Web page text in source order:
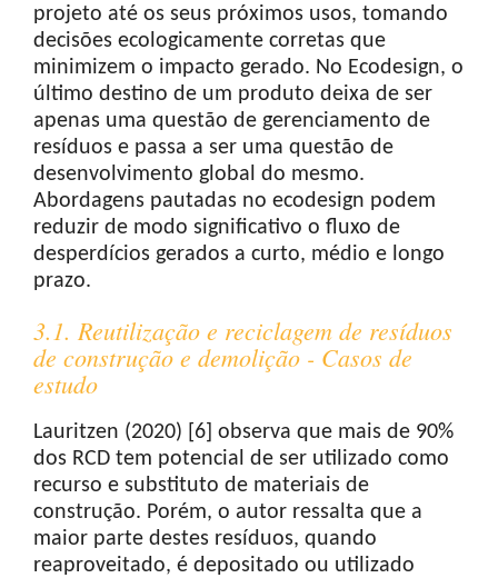
projeto até os seus próximos usos, tomando
decisões ecologicamente corretas que
minimizem o impacto gerado. No Ecodesign, o
último destino de um produto deixa de ser
apenas uma questão de gerenciamento de
resíduos e passa a ser uma questão de
desenvolvimento global do mesmo.
Abordagens pautadas no ecodesign podem
reduzir de modo significativo o fluxo de
desperdícios gerados a curto, médio e longo
prazo.
3.1. Reutilização e reciclagem de resíduos
de construção e demolição - Casos de
estudo
Lauritzen (2020) [6] observa que mais de 90%
dos RCD tem potencial de ser utilizado como
recurso e substituto de materiais de
construção. Porém, o autor ressalta que a
maior parte destes resíduos, quando
reaproveitado, é depositado ou utilizado